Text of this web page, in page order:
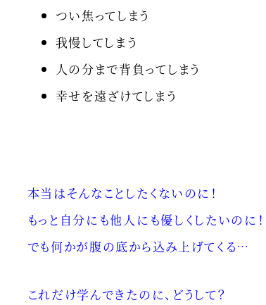
つい焦ってしまう
我慢してしまう
人の分まで背負ってしまう
幸せを遠ざけてしまう
本当はそんなことしたくないのに！
もっと自分にも他人にも優しくしたいのに！
でも何かが腹の底から込み上げてくる…
これだけ学んできたのに、どうして？